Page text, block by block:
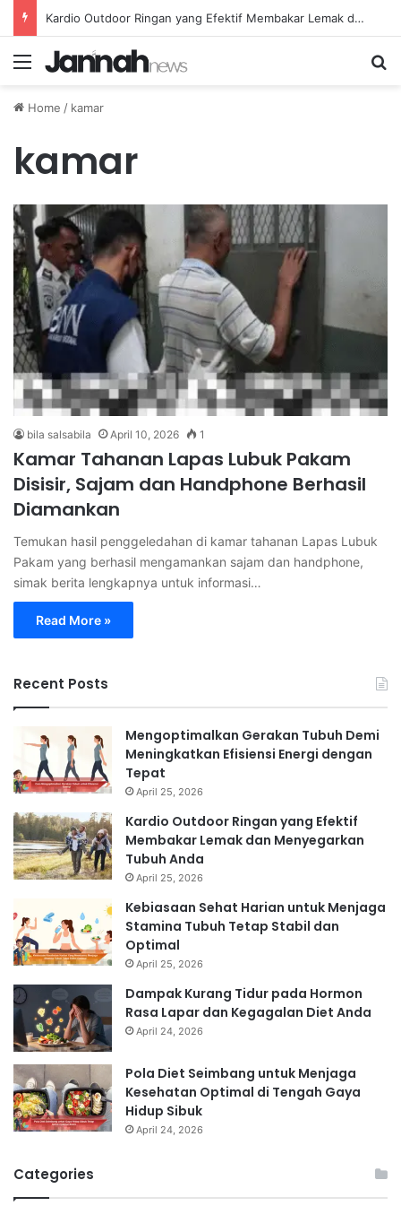
Kardio Outdoor Ringan yang Efektif Membakar Lemak dan Menyegarkan Tubuh Anda
Menu
Home / kamar
kamar
bila salsabila April 10, 2026 1
Kamar Tahanan Lapas Lubuk Pakam
Disisir, Sajam dan Handphone Berhasil
Diamankan
Temukan hasil penggeledahan di kamar tahanan Lapas Lubuk
Pakam yang berhasil mengamankan sajam dan handphone,
simak berita lengkapnya untuk informasi…
Read More »
Recent Posts
Mengoptimalkan Gerakan Tubuh Demi
Meningkatkan Efisiensi Energi dengan
Tepat
April 25, 2026
Kardio Outdoor Ringan yang Efektif
Membakar Lemak dan Menyegarkan
Tubuh Anda
April 25, 2026
Kebiasaan Sehat Harian untuk Menjaga
Stamina Tubuh Tetap Stabil dan
Optimal
April 25, 2026
Dampak Kurang Tidur pada Hormon
Rasa Lapar dan Kegagalan Diet Anda
April 24, 2026
Pola Diet Seimbang untuk Menjaga
Kesehatan Optimal di Tengah Gaya
Hidup Sibuk
April 24, 2026
Categories